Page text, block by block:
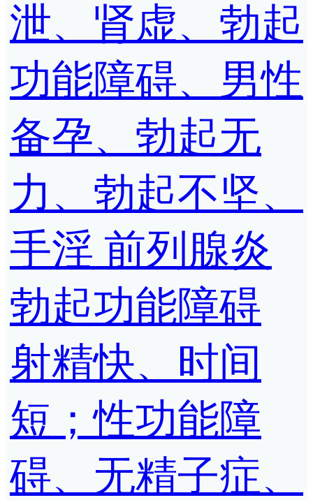
泄、肾虚、勃起
功能障碍、男性
备孕、勃起无
力、勃起不坚、
手淫 前列腺炎
勃起功能障碍
射精快、时间
短；性功能障
碍、无精子症、